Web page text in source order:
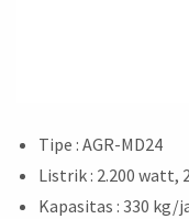
Tipe : AGR-MD24
Listrik : 2.200 watt,
Kapasitas : 330 kg/